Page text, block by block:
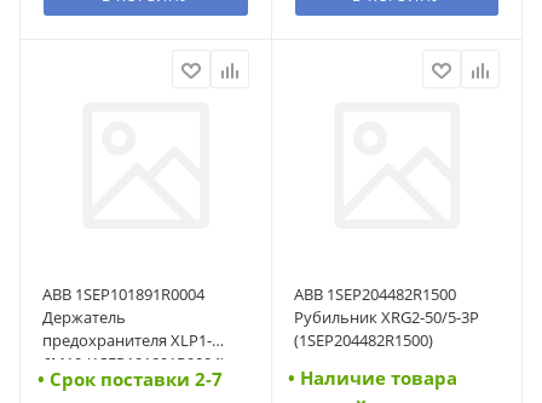
ABB 1SEP101891R0004
Держатель
предохранителя XLP1-
6M10 (1SEP101891R0004)
• Cрок поставки 2-7
ABB 1SEP204482R1500
Рубильник XRG2-50/5-3P
(1SEP204482R1500)
• Наличие товара